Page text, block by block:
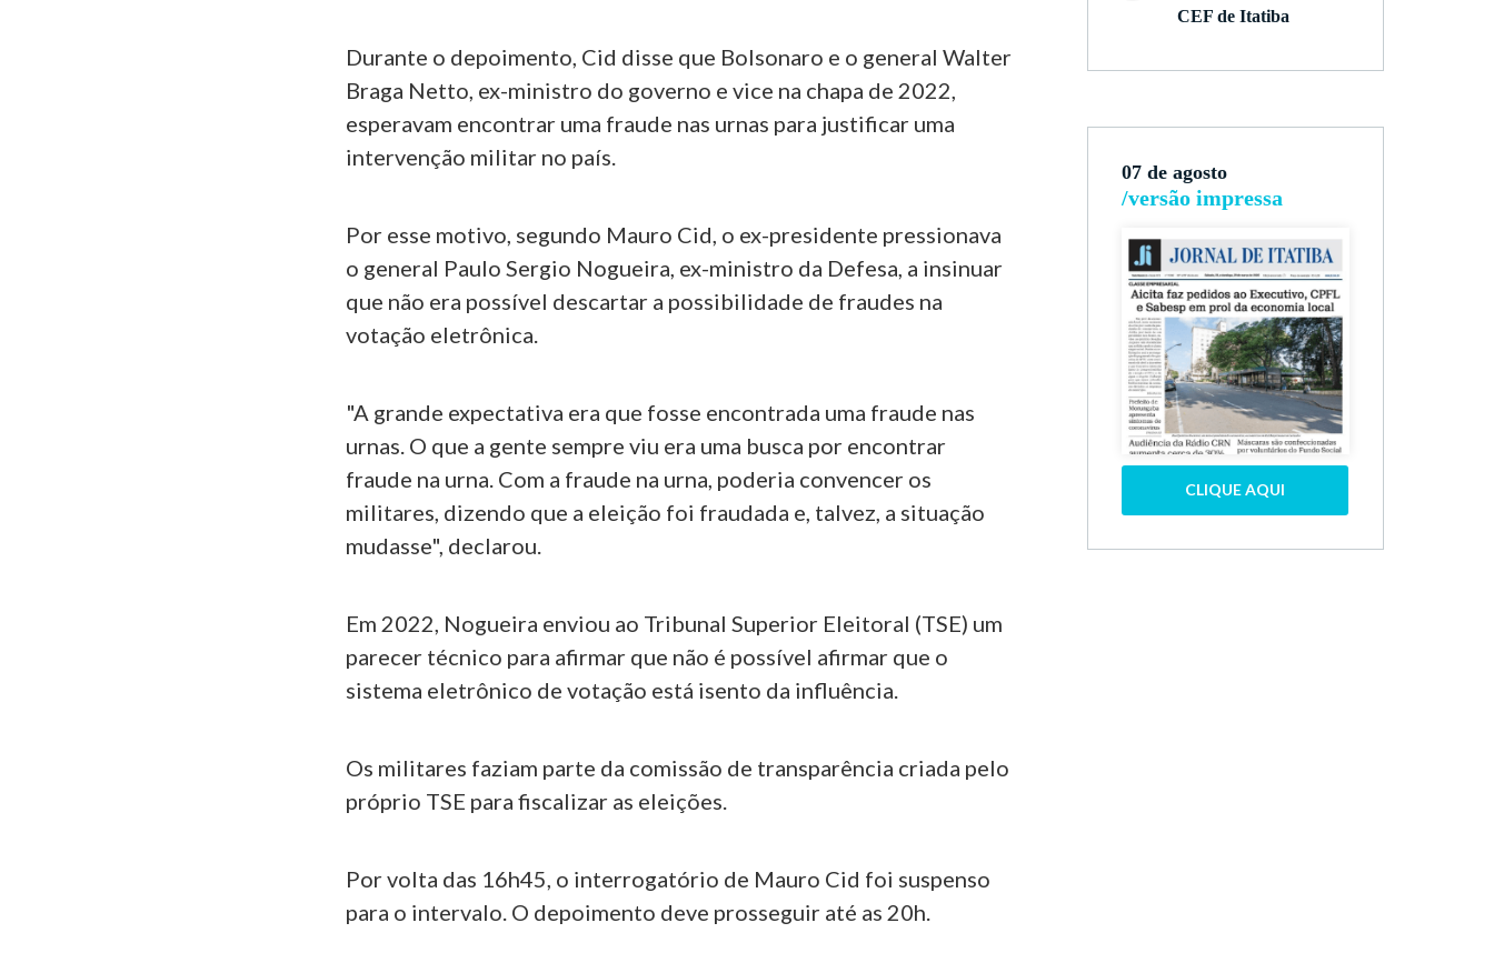
Durante o depoimento, Cid disse que Bolsonaro e o general Walter
Braga Netto, ex-ministro do governo e vice na chapa de 2022,
esperavam encontrar uma fraude nas urnas para justificar uma
intervenção militar no país.
Por esse motivo, segundo Mauro Cid, o ex-presidente pressionava
o general Paulo Sergio Nogueira, ex-ministro da Defesa, a insinuar
que não era possível descartar a possibilidade de fraudes na
votação eletrônica.
"A grande expectativa era que fosse encontrada uma fraude nas
urnas. O que a gente sempre viu era uma busca por encontrar
fraude na urna. Com a fraude na urna, poderia convencer os
militares, dizendo que a eleição foi fraudada e, talvez, a situação
mudasse", declarou.
Em 2022, Nogueira enviou ao Tribunal Superior Eleitoral (TSE) um
parecer técnico para afirmar que não é possível afirmar que o
sistema eletrônico de votação está isento da influência.
Os militares faziam parte da comissão de transparência criada pelo
próprio TSE para fiscalizar as eleições.
Por volta das 16h45, o interrogatório de Mauro Cid foi suspenso
para o intervalo. O depoimento deve prosseguir até as 20h.
CEF de Itatiba
07 de agosto
/versão impressa
CLIQUE AQUI